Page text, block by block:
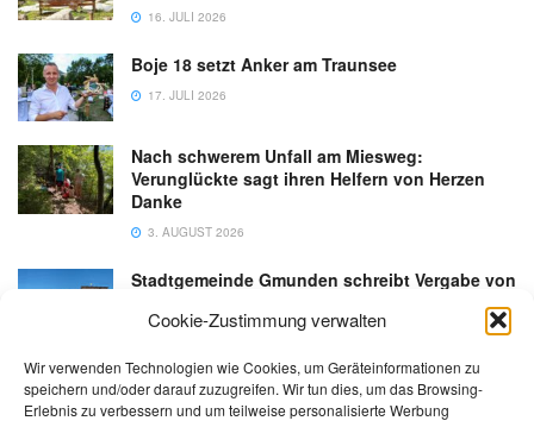
Cookie-Zustimmung verwalten
Wir verwenden Technologien wie Cookies, um Geräteinformationen zu
speichern und/oder darauf zuzugreifen. Wir tun dies, um das Browsing-
Erlebnis zu verbessern und um teilweise personalisierte Werbung
16. JULI 2026
Boje 18 setzt Anker am Traunsee
17. JULI 2026
Nach schwerem Unfall am Miesweg:
Verunglückte sagt ihren Helfern von Herzen
Danke
3. AUGUST 2026
Stadtgemeinde Gmunden schreibt Vergabe von
Gastronomiebetrieb an der Esplanade neu aus